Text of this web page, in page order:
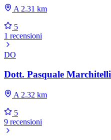
A 2.31 km
5
1 recensioni
DO
Dott. Pasquale Marchitelli
A 2.32 km
5
9 recensioni